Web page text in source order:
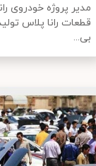
مدیر پروژه خودروی
قطعات رانا پلاس
بی...